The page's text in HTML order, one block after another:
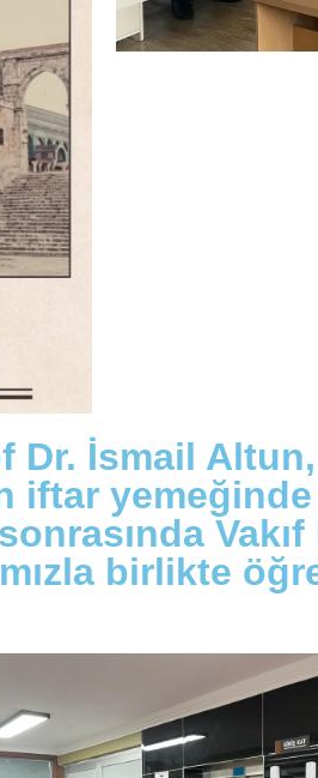
Dr. İsmail
iftar
Vakıf
birlikte